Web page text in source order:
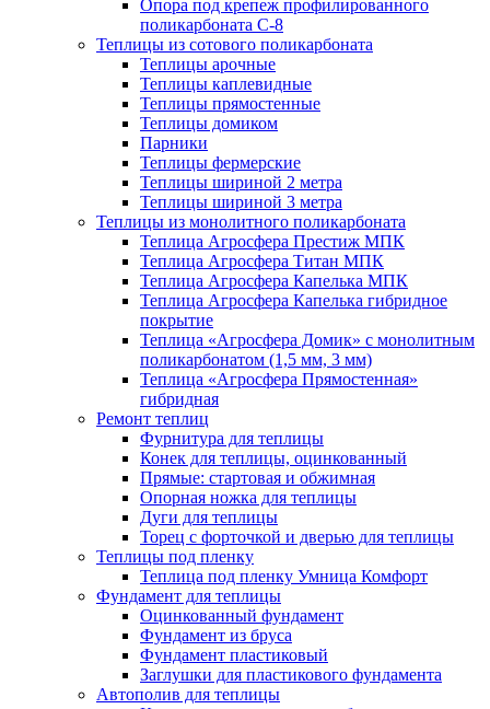
Опора под крепеж профилированного
поликарбоната С-8
Теплицы из сотового поликарбоната
Теплицы арочные
Теплицы каплевидные
Теплицы прямостенные
Теплицы домиком
Парники
Теплицы фермерские
Теплицы шириной 2 метра
Теплицы шириной 3 метра
Теплицы из монолитного поликарбоната
Теплица Агросфера Престиж МПК
Теплица Агросфера Титан МПК
Теплица Агросфера Капелька МПК
Теплица Агросфера Капелька гибридное
покрытие
Теплица «Агросфера Домик» с монолитным
поликарбонатом (1,5 мм, 3 мм)
Теплица «Агросфера Прямостенная»
гибридная
Ремонт теплиц
Фурнитура для теплицы
Конек для теплицы, оцинкованный
Прямые: стартовая и обжимная
Опорная ножка для теплицы
Дуги для теплицы
Торец с форточкой и дверью для теплицы
Теплицы под пленку
Теплица под пленку Умница Комфорт
Фундамент для теплицы
Оцинкованный фундамент
Фундамент из бруса
Фундамент пластиковый
Заглушки для пластикового фундамента
Автополив для теплицы